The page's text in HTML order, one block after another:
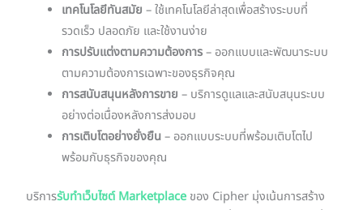
เทคโนโลยีทันสมัย – ใช้เทคโนโลยีล่าสุดเพื่อสร้างระบบที่
รวดเร็ว ปลอดภัย และใช้งานง่าย
การปรับแต่งตามความต้องการ– ออกแบบและพัฒนาระบบ
ตามความต้องการเฉพาะของธุรกิจคุณ
การสนับสนุนหลังการขาย – บริการดูแลและสนับสนุนระบบ
อย่างต่อเนื่องหลังการส่งมอบ
การเติบโตอย่างยั่งยืน– ออกแบบระบบที่พร้อมเติบโตไป
พร้อมกับธุรกิจของคุณ
บริการรับทำเว็บไซต์ Marketplace ของ Cipher มุ่งเน้นการสร้าง